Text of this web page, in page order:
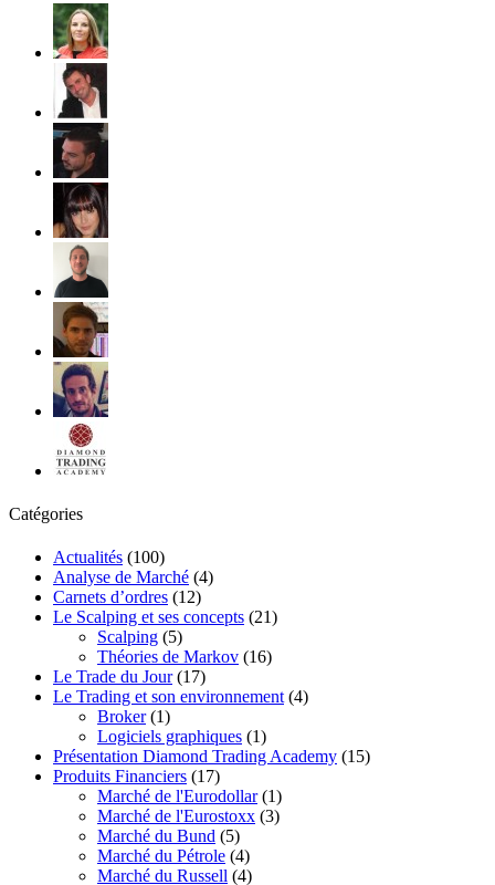
Catégories
Actualités (100)
Analyse de Marché (4)
Carnets d’ordres (12)
Le Scalping et ses concepts (21)
Scalping (5)
Théories de Markov (16)
Le Trade du Jour(17)
Le Trading et son environnement (4)
Broker(1)
Logiciels graphiques (1)
Présentation Diamond Trading Academy (15)
Produits Financiers (17)
Marché de l'Eurodollar(1)
Marché de l'Eurostoxx (3)
Marché du Bund (5)
Marché du Pétrole (4)
Marché du Russell (4)